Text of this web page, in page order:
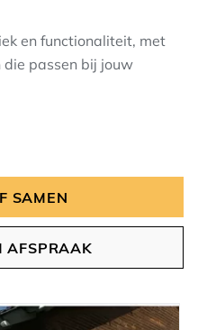
en functionaliteit, met
passen bij jouw
SAMEN
AFSPRAAK